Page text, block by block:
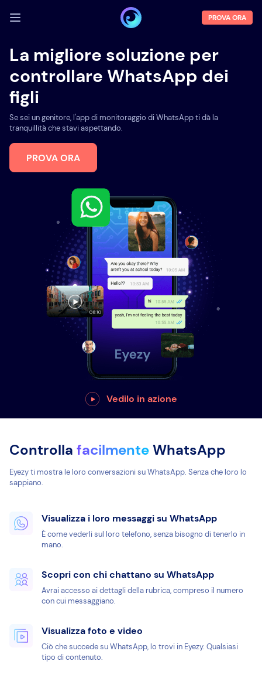
ACCEDI
Demo
Funzioni
Chi siamo
Blog
PROVA ORA
La migliore soluzione per
controllare WhatsApp dei
figli
Se sei un genitore, l'app di monitoraggio di WhatsApp ti dà la
tranquillità che stavi aspettando.
PROVA ORA
Vedilo in azione
Controlla facilmenteWhatsApp
Eyezy ti mostra le loro conversazioni su WhatsApp. Senza che loro lo
sappiano.
Visualizza i loro messaggi su WhatsApp
È come vederli sul loro telefono, senza bisogno di tenerlo in
mano.
Scopri con chi chattano su WhatsApp
Avrai accesso ai dettagli della rubrica, compreso il numero
con cui messaggiano.
Visualizza foto e video
Ciò che succede su WhatsApp, lo trovi in Eyezy. Qualsiasi
tipo di contenuto.